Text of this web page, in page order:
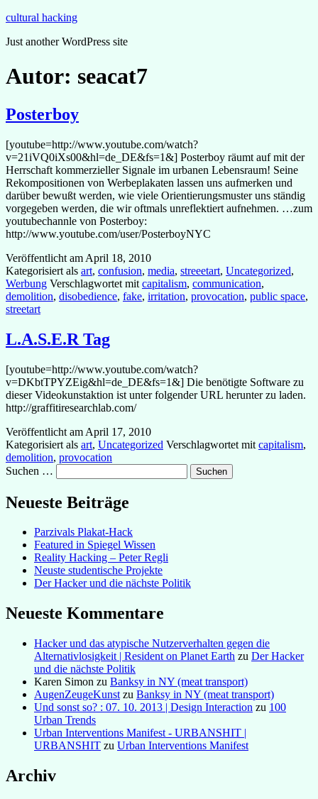
Zum
springen
cultural hacking
Just another WordPress site
Autor: seacat7
Posterboy
[youtube=http://www.youtube.com/watch?
v=21iVQ0iXs00&hl=de_DE&fs=1&] Posterboy räumt auf mit der
Herrschaft kommerzieller Signale im urbanen Lebensraum! Seine
Rekompositionen von Werbeplakaten lassen uns aufmerken und
darüber bewußt werden, wie viele Orientierungsmuster uns ständig
vorgegeben werden, die wir oftmals unreflektiert aufnehmen. …zum
youtubechannle von Posterboy:
http://www.youtube.com/user/PosterboyNYC
Veröffentlicht am April 18, 2010
Kategorisiert als art, confusion, media, streeetart, Uncategorized,
Werbung Verschlagwortet mit capitalism, communication,
demolition, disobedience, fake, irritation, provocation, public space,
streetart
L.A.S.E.R Tag
[youtube=http://www.youtube.com/watch?
v=DKbtTPYZEig&hl=de_DE&fs=1&] Die benötigte Software zu
dieser Videokunstaktion ist unter folgender URL herunter zu laden.
http://graffitiresearchlab.com/
Veröffentlicht am April 17, 2010
Kategorisiert als art, Uncategorized Verschlagwortet mit capitalism,
demolition, provocation
Suchen …
Neueste Beiträge
Parzivals Plakat-Hack
Featured in Spiegel Wissen
Reality Hacking – Peter Regli
Neuste studentische Projekte
Der Hacker und die nächste Politik
Neueste Kommentare
Hacker und das atypische Nutzerverhalten gegen die
Alternativlosigkeit | Resident on Planet Earth zu Der Hacker
und die nächste Politik
Karen Simon zu Banksy in NY (meat transport)
AugenZeugeKunst zu Banksy in NY (meat transport)
Und sonst so? : 07. 10. 2013 | Design Interaction zu 100
Urban Trends
Urban Interventions Manifest - URBANSHIT |
URBANSHIT zu Urban Interventions Manifest
Archiv